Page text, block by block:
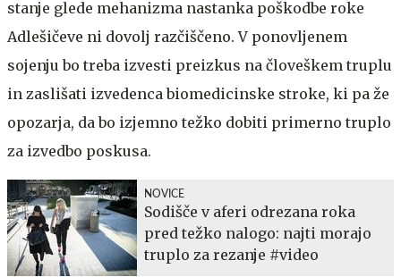
stanje glede mehanizma nastanka poškodbe roke
Adlešičeve ni dovolj razčiščeno. V ponovljenem
sojenju bo treba izvesti preizkus na človeškem truplu
in zaslišati izvedenca biomedicinske stroke, ki pa že
opozarja, da bo izjemno težko dobiti primerno truplo
za izvedbo poskusa.
NOVICE
Sodišče v aferi odrezana roka
pred težko nalogo: najti morajo
truplo za rezanje #video